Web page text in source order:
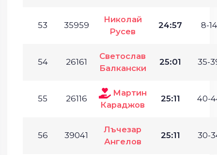
53 35959
Николай
Русев
24:57 8-
54 26161
Светослав
Балкански
25:01 35-
55 26116
Мартин
Караджов
25:11 40-
56 39041
Лъчезар
Ангелов
25:11 30-